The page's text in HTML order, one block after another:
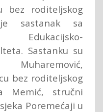
bez roditeljskog
sastanak sa
Sastanku su
Muharemović,
bez roditeljskog
Memić, stručni
Poremećaji u